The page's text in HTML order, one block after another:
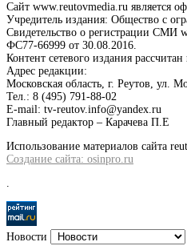
Сайт www.reutovmedia.ru является
Учредитель издания: Общество с
Свидетельство о регистрации СМИ
ФС77-66999 от 30.08.2016.
Контент сетевого издания
Адрес редакции:
Московская область, г. Реутов, ул.
Тел.: 8 (495) 791-88-02
E-mail: tv-reutov.info@yandex.ru
Главный редактор – Карачева П.Е
Использование материалов сайта
Создание сайта: osinpro.ru
.
Новости